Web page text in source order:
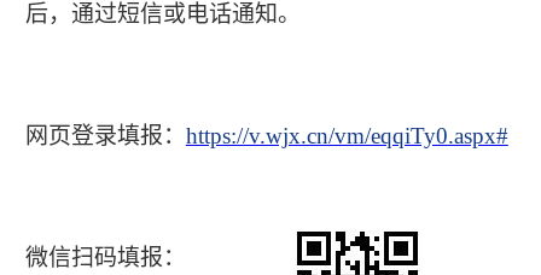
后，通过短信或电话通知。
网页登录填报： https://v.wjx.cn/vm/eqqiTy0.aspx#
微信扫码填报：